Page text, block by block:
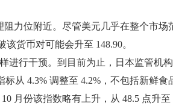
力位附近。尽管美元几乎在整个市
货币对可能会升至 148.90。
进行干预。到目前为止，日本监管
从 4.3% 调整至 4.2%，不包括新鲜食
月份该指数略有上升，从 48.5 点升